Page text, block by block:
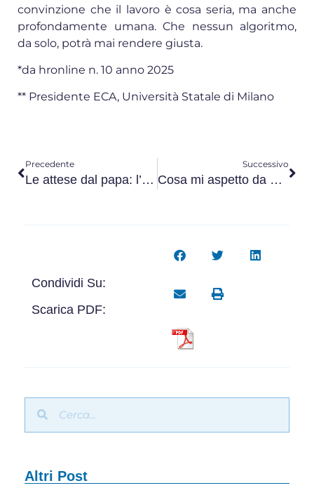
convinzione che il lavoro è cosa seria, ma anche
profondamente umana. Che nessun algoritmo,
da solo, potrà mai rendere giusta.
*da hronline n. 10 anno 2025
** Presidente ECA, Università Statale di Milano
Precedente
Le attese dal papa: l’aggiornamento della dottrina sociale
Successivo
Cosa mi aspetto da Papa Leone XIV su lavoro e non solo
Condividi Su:
Scarica PDF:
Altri Post